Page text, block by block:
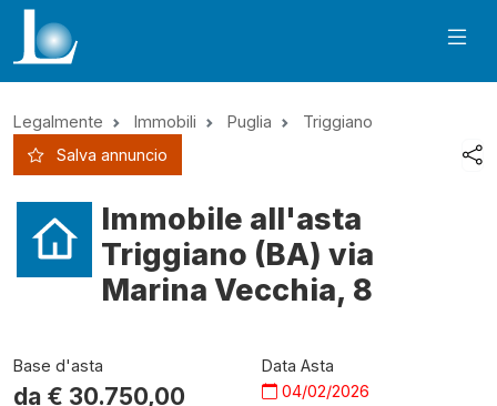
Legalmente Immobili Puglia
Triggiano
Salva annuncio
Immobile all'asta
Triggiano (BA) via
Marina Vecchia, 8
Base d'asta
da € 30.750,00
Data Asta
04/02/2026